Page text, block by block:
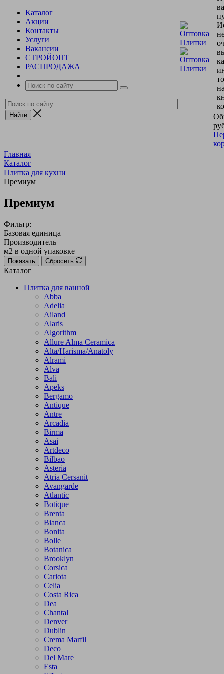
Каталог
Акции
Контакты
Услуги
Вакансии
СТРОЙОПТ
РАСПРОДАЖА
Главная
Каталог
Плитка для кухни
Премиум
Премиум
Фильтр:
Базовая единица
Производитель
м2 в одной упаковке
Показать Сбросить
Каталог
Плитка для ванной
Abba
Adelia
Ailand
Alaris
Algorithm
Allure Alma Ceramica
Alta/Harisma/Anatoly
Alrami
Alva
Bali
Apeks
Bergamo
Antique
Antre
Arcadia
Birma
Asai
Artdeco
Bilbao
Asteria
Atria Cersanit
Avangarde
Atlantic
Botique
Brenta
Bianca
Bonita
Bolle
Botanica
Brooklyn
Corsica
Cariota
Celia
Costa Rica
Dea
Chantal
Denver
Dublin
Crema Marfil
Deco
Del Mare
Esta